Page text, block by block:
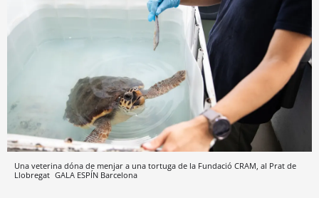
Una veterina dóna de menjar a una tortuga de la Fundació CRAM, al Prat de
Llobregat GALA ESPÍN Barcelona